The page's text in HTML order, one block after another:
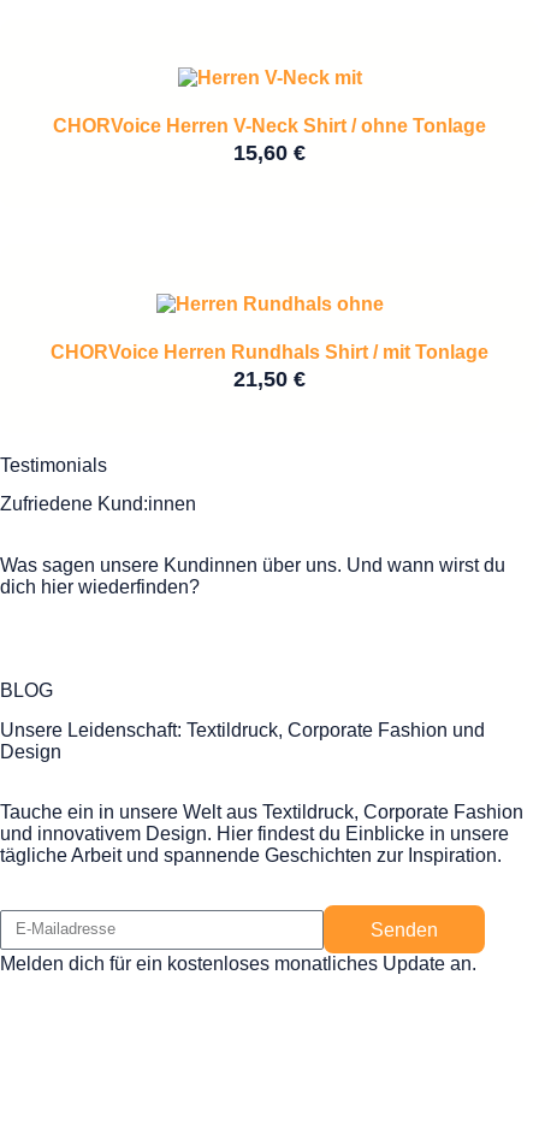
CHORVoice Herren V-Neck Shirt / ohne Tonlage
15,60 €
CHORVoice Herren Rundhals Shirt / mit Tonlage
21,50 €
Testimonials
Zufriedene Kund:innen
Was sagen unsere Kundinnen über uns. Und wann wirst du
dich hier wiederfinden?
BLOG
Unsere Leidenschaft: Textildruck, Corporate Fashion und
Design
Tauche ein in unsere Welt aus Textildruck, Corporate Fashion
und innovativem Design. Hier findest du Einblicke in unsere
tägliche Arbeit und spannende Geschichten zur Inspiration.
Senden
Melden dich für ein kostenloses monatliches Update an.